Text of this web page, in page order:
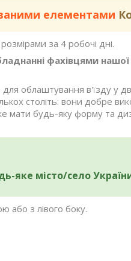
елементами
за 4 робочі дні.
фахівцями нашої
облаштування в'їзду у
століть: вони добре
будь-яку форму та
яке місто/село
або з лівого боку.